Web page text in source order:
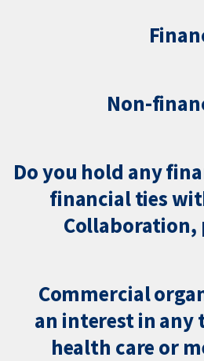
3. Do you hold any
financial ties
Collaboration,
4. Commercial
an interest in any
health care or